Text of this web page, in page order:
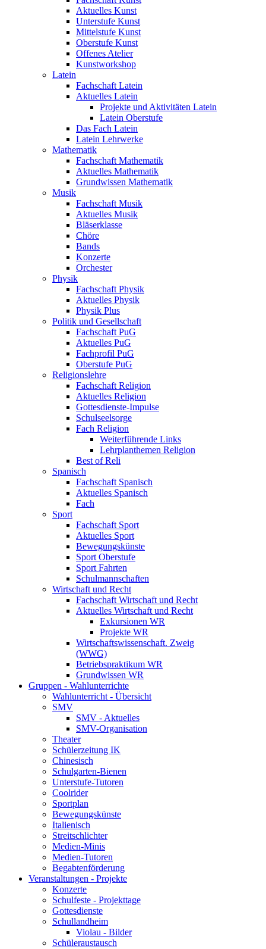
Aktuelles Kunst
Unterstufe Kunst
Mittelstufe Kunst
Oberstufe Kunst
Offenes Atelier
Kunstworkshop
Latein
Fachschaft Latein
Aktuelles Latein
Projekte und Aktivitäten Latein
Latein Oberstufe
Das Fach Latein
Latein Lehrwerke
Mathematik
Fachschaft Mathematik
Aktuelles Mathematik
Grundwissen Mathematik
Musik
Fachschaft Musik
Aktuelles Musik
Bläserklasse
Chöre
Bands
Konzerte
Orchester
Physik
Fachschaft Physik
Aktuelles Physik
Physik Plus
Politik und Gesellschaft
Fachschaft PuG
Aktuelles PuG
Fachprofil PuG
Oberstufe PuG
Religionslehre
Fachschaft Religion
Aktuelles Religion
Gottesdienste-Impulse
Schulseelsorge
Fach Religion
Weiterführende Links
Lehrplanthemen Religion
Best of Reli
Spanisch
Fachschaft Spanisch
Aktuelles Spanisch
Fach
Sport
Fachschaft Sport
Aktuelles Sport
Bewegungskünste
Sport Oberstufe
Sport Fahrten
Schulmannschaften
Wirtschaft und Recht
Fachschaft Wirtschaft und Recht
Aktuelles Wirtschaft und Recht
Exkursionen WR
Projekte WR
Wirtschaftswissenschaft. Zweig
(WWG)
Betriebspraktikum WR
Grundwissen WR
Gruppen - Wahlunterrichte
Wahlunterricht - Übersicht
SMV
SMV - Aktuelles
SMV-Organisation
Theater
Schülerzeitung IK
Chinesisch
Schulgarten-Bienen
Unterstufe-Tutoren
Coolrider
Sportplan
Bewegungskünste
Italienisch
Streitschlichter
Medien-Minis
Medien-Tutoren
Begabtenförderung
Veranstaltungen - Projekte
Konzerte
Schulfeste - Projekttage
Gottesdienste
Schullandheim
Violau - Bilder
Schüleraustausch